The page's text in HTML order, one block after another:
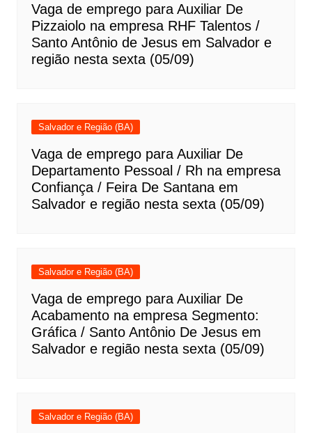
Vaga de emprego para Auxiliar De
Pizzaiolo na empresa RHF Talentos /
Santo Antônio de Jesus em Salvador e
região nesta sexta (05/09)
Salvador e Região (BA)
Vaga de emprego para Auxiliar De
Departamento Pessoal / Rh na empresa
Confiança / Feira De Santana em
Salvador e região nesta sexta (05/09)
Salvador e Região (BA)
Vaga de emprego para Auxiliar De
Acabamento na empresa Segmento:
Gráfica / Santo Antônio De Jesus em
Salvador e região nesta sexta (05/09)
Salvador e Região (BA)